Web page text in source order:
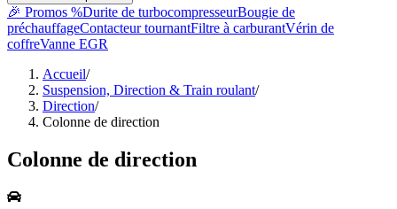
🎉 Promos %Durite de turbocompresseurBougie de
préchauffageContacteur tournantFiltre à carburantVérin de
coffreVanne EGR
Accueil/
Suspension, Direction & Train roulant/
Direction/
Colonne de direction
Colonne de direction